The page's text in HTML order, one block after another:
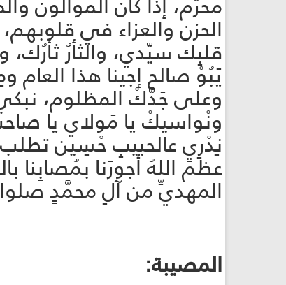
الحزن والعزاء في
قلبِك سيّدي، والثأرُ ثأرُك،
يَبُوْ صالح إجينا هذا
وعلى جَدَّكْ المظلوم،
ونْواسيكْ يا مَولاي يا
نِدْرِي عالحبيبِ حْسِين
عظمَ اللهُ أجورَنا بمُصابِنا
المهديِّ من آلِ محمَّدٍ
المصيبة: